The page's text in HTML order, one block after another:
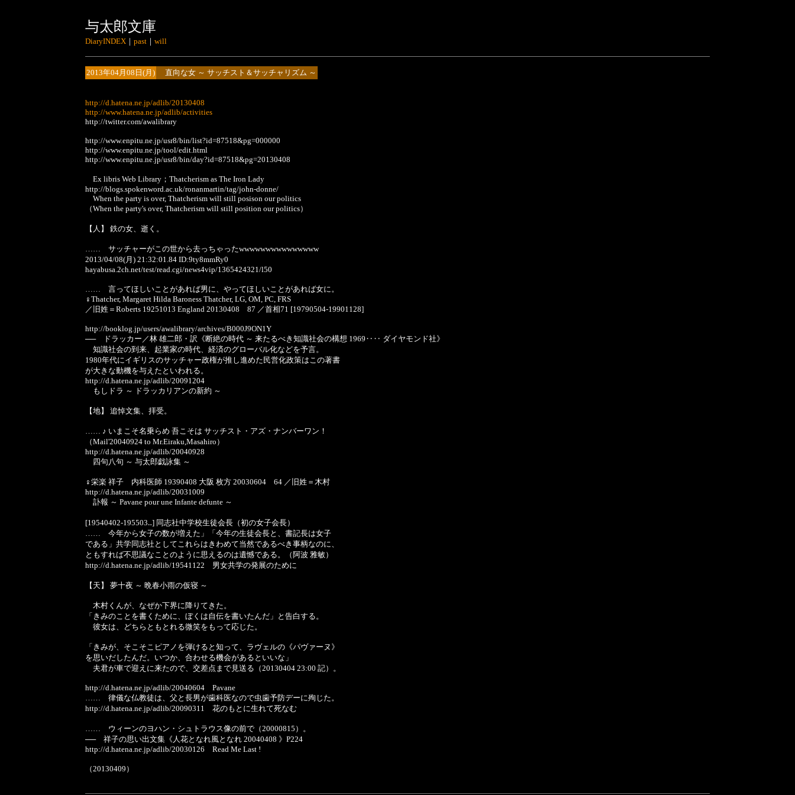
与太郎文庫
DiaryINDEX ｜ past ｜ will
2013年04月08日(月) 直向な女 ～ サッチスト＆サッチャリズム ～
http://d.hatena.ne.jp/adlib/20130408
http://www.hatena.ne.jp/adlib/activities
http://twitter.com/awalibrary
http://www.enpitu.ne.jp/usr8/bin/list?id=87518&pg=000000
http://www.enpitu.ne.jp/tool/edit.html
http://www.enpitu.ne.jp/usr8/bin/day?id=87518&pg=20130408
Ex libris Web Library；Thatcherism as The Iron Lady
http://blogs.spokenword.ac.uk/ronanmartin/tag/john-donne/
When the party is over, Thatcherism will still posison our politics
（When the party's over, Thatcherism will still position our politics）
【人】 鉄の女、逝く。
…… サッチャーがこの世から去っちゃったwwwwwwwwwwwwwww
2013/04/08(月) 21:32:01.84 ID:9ty8mmRy0
hayabusa.2ch.net/test/read.cgi/news4vip/1365424321/l50
…… 言ってほしいことがあれば男に、やってほしいことがあれば女に。
♀Thatcher, Margaret Hilda Baroness Thatcher, LG, OM, PC, FRS
／旧姓＝Roberts 19251013 England 20130408 87 ／首相71 [19790504-19901128]
http://booklog.jp/users/awalibrary/archives/B000J9ON1Y
── ドラッカー／林 雄二郎・訳《断絶の時代 ～ 来たるべき知識社会の構想 1969‥‥ ダイヤモンド社》
知識社会の到来、起業家の時代、経済のグローバル化などを予言。
1980年代にイギリスのサッチャー政権が推し進めた民営化政策はこの著書
が大きな動機を与えたといわれる。
http://d.hatena.ne.jp/adlib/20091204
もしドラ ～ ドラッカリアンの新約 ～
【地】 追悼文集、拝受。
…… ♪ いまこそ名乗らめ 吾こそは サッチスト・アズ・ナンバーワン！
（Mail'20040924 to Mr.Eiraku,Masahiro）
http://d.hatena.ne.jp/adlib/20040928
四句八句 ～ 与太郎戯詠集 ～
♀栄楽 祥子 内科医師 19390408 大阪 枚方 20030604 64 ／旧姓＝木村
http://d.hatena.ne.jp/adlib/20031009
訃報 ～ Pavane pour une Infante defunte ～
[19540402-195503‥] 同志社中学校生徒会長（初の女子会長）
…… 今年から女子の数が増えた」「今年の生徒会長と、書記長は女子
である」共学同志社としてこれらはきわめて当然であるべき事柄なのに、
ともすれば不思議なことのように思えるのは遺憾である。（阿波 雅敏）
http://d.hatena.ne.jp/adlib/19541122 男女共学の発展のために
【天】 夢十夜 ～ 晩春小雨の仮寝 ～
木村くんが、なぜか下界に降りてきた。
「きみのことを書くために、ぼくは自伝を書いたんだ」と告白する。
彼女は、どちらともとれる微笑をもって応じた。
「きみが、そこそこピアノを弾けると知って、ラヴェルの《パヴァーヌ》
を思いだしたんだ。いつか、合わせる機会があるといいな」
夫君が車で迎えに来たので、交差点まで見送る（20130404 23:00 記）。
http://d.hatena.ne.jp/adlib/20040604 Pavane
…… 律儀な仏教徒は、父と長男が歯科医なので虫歯予防デーに殉じた。
http://d.hatena.ne.jp/adlib/20090311 花のもとに生れて死なむ
…… ウィーンのヨハン・シュトラウス像の前で（20000815）。
── 祥子の思い出文集《人花となれ風となれ 20040408 》P224
http://d.hatena.ne.jp/adlib/20030126 Read Me Last !
（20130409）